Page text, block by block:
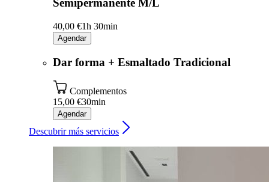
Semipermanente M/L
40,00 €1h 30min
Agendar
Dar forma + Esmaltado Tradicional
Complementos
15,00 €30min
Agendar
Descubrir más servicios